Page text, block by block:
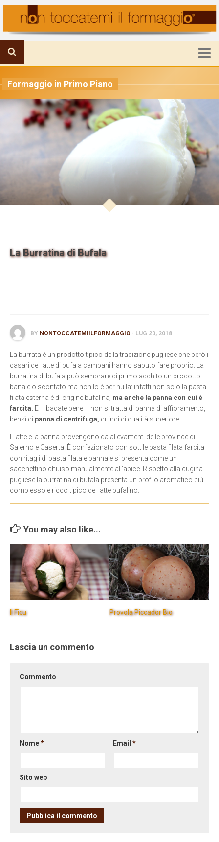
FORMAGGIO IN PRIMO PIANO
IL MONDO DELLA PRODUZIONE
VIAGGI E FORMAGGI
RICETTE E UTILITA’
ATTUALITA’
Formaggio in Primo Piano
La Burratina di Bufala
BY NONTOCCATEMIILFORMAGGIO · LUG 20, 2018
La burrata è un prodotto tipico della tradizione pugliese che però i
casari del latte di bufala campani hanno saputo fare proprio. La
burratina di bufala può sembrare di primo acchito un prodotto
banale o scontato ma non lo è per nulla: infatti non solo la pasta
filata esterna è di origine bufalina, ma anche la panna con cui è
farcita. E – badate bene – non si tratta di panna di affioramento,
bensì di panna di centrifuga, quindi di qualità superiore.
Il latte e la panna provengono da allevamenti delle province di
Salerno e Caserta. È confezionato con sottile pasta filata farcita
con ritagli di pasta filata e panna e si presenta come un
sacchettino chiuso manualmente all’apice. Rispetto alla cugina
pugliese la burratina di bufala presenta un profilo aromatico più
complesso e ricco tipico del latte bufalino.
You may also like...
Il Ficu Provola Piccador Bio
Lascia un commento
Commento
Nome* Email*
Sito web